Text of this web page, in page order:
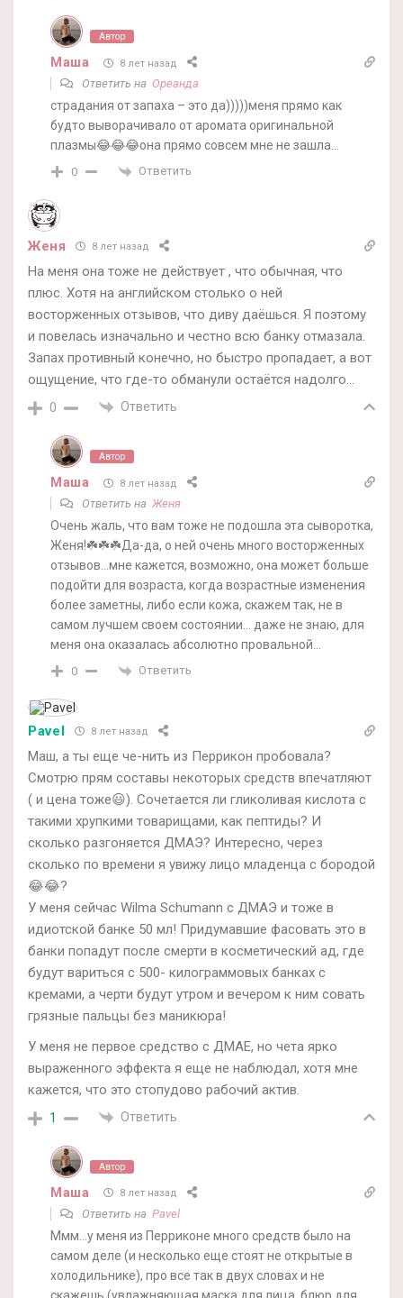
Автор
Маша 8 лет назад
Ответить на Ореанда
страдания от запаха – это да)))))меня прямо как
будто выворачивало от аромата оригинальной
плазмы😂😂😂она прямо совсем мне не зашла…
0 Ответить
Женя 8 лет назад
На меня она тоже не действует , что обычная, что
плюс. Хотя на английском столько о ней
восторженных отзывов, что диву даёшься. Я поэтому
и повелась изначально и честно всю банку отмазала.
Запах противный конечно, но быстро пропадает, а вот
ощущение, что где-то обманули остаётся надолго…
0 Ответить
Автор
Маша 8 лет назад
Ответить на Женя
Очень жаль, что вам тоже не подошла эта сыворотка,
Женя!☘️☘️☘️Да-да, о ней очень много восторженных
отзывов…мне кажется, возможно, она может больше
подойти для возраста, когда возрастные изменения
более заметны, либо если кожа, скажем так, не в
самом лучшем своем состоянии… даже не знаю, для
меня она оказалась абсолютно провальной…
0 Ответить
Pavel 8 лет назад
Маш, а ты еще че-нить из Перрикон пробовала?
Смотрю прям составы некоторых средств впечатляют
( и цена тоже😃). Сочетается ли гликоливая кислота с
такими хрупкими товарищами, как пептиды? И
сколько разгоняется ДМАЭ? Интересно, через
сколько по времени я увижу лицо младенца с бородой
😂😂?
У меня сейчас Wilma Schumann с ДМАЭ и тоже в
идиотской банке 50 мл! Придумавшие фасовать это в
банки попадут после смерти в косметический ад, где
будут вариться с 500- килограммовых банках с
кремами, а черти будут утром и вечером к ним совать
грязные пальцы без маникюра!
У меня не первое средство с ДМАЕ, но чета ярко
выраженного эффекта я еще не наблюдал, хотя мне
кажется, что это стопудово рабочий актив.
1 Ответить
Автор
Маша 8 лет назад
Ответить на Pavel
Ммм…у меня из Перриконе много средств было на
самом деле (и несколько еще стоят не открытые в
холодильнике), про все так в двух словах и не